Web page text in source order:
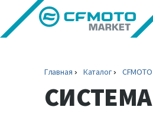
Главная Каталог